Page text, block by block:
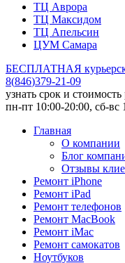
ТЦ Аврора
ТЦ Максидом
ТЦ Апельсин
ЦУМ Самара
БЕСПЛАТНАЯ
8(846)379-21-09
узнать срок и стоимость
пн-пт 10:00-20:00, сб-вс
Главная
О компании
Блог
Отзывы
Ремонт iPhone
Ремонт iPad
Ремонт телефонов
Ремонт MacBook
Ремонт iMac
Ремонт самокатов
Ноутбуков